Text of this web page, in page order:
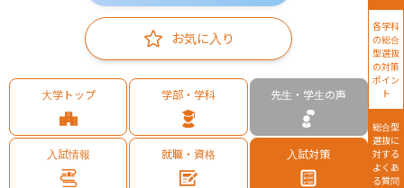
お気に入り
大学トップ 学部・学科 先生・学生の声
入試情報 就職・資格 入試対策
各学科
の総合
型選抜
の対策
ポイン
ト
総合型
選抜に
対する
よくあ
る質問